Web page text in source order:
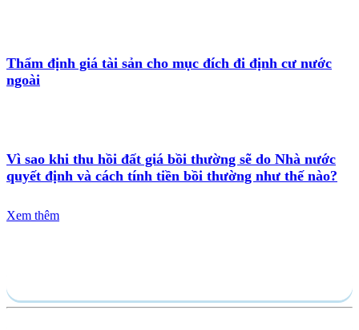
Thẩm định giá tài sản cho mục đích đi định cư nước
ngoài
Vì sao khi thu hồi đất giá bồi thường sẽ do Nhà nước
quyết định và cách tính tiền bồi thường như thế nào?
Xem thêm